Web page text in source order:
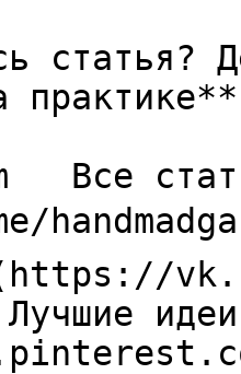
статья?
практике**